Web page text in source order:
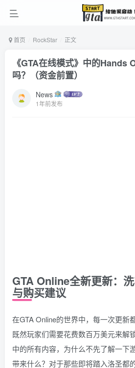
首页 RockStar 正文
《GTA在线模式》中的Hands
吗？（资金前置）
News
1年前发布
GTA Online全新更新：
与购买建议
在GTA Online的世界中，每一次更新
既然玩家们需要花费数百万美元来解
中的所有内容，为什么不先了解一下
带来什么？对于那些即将踏入洛圣都